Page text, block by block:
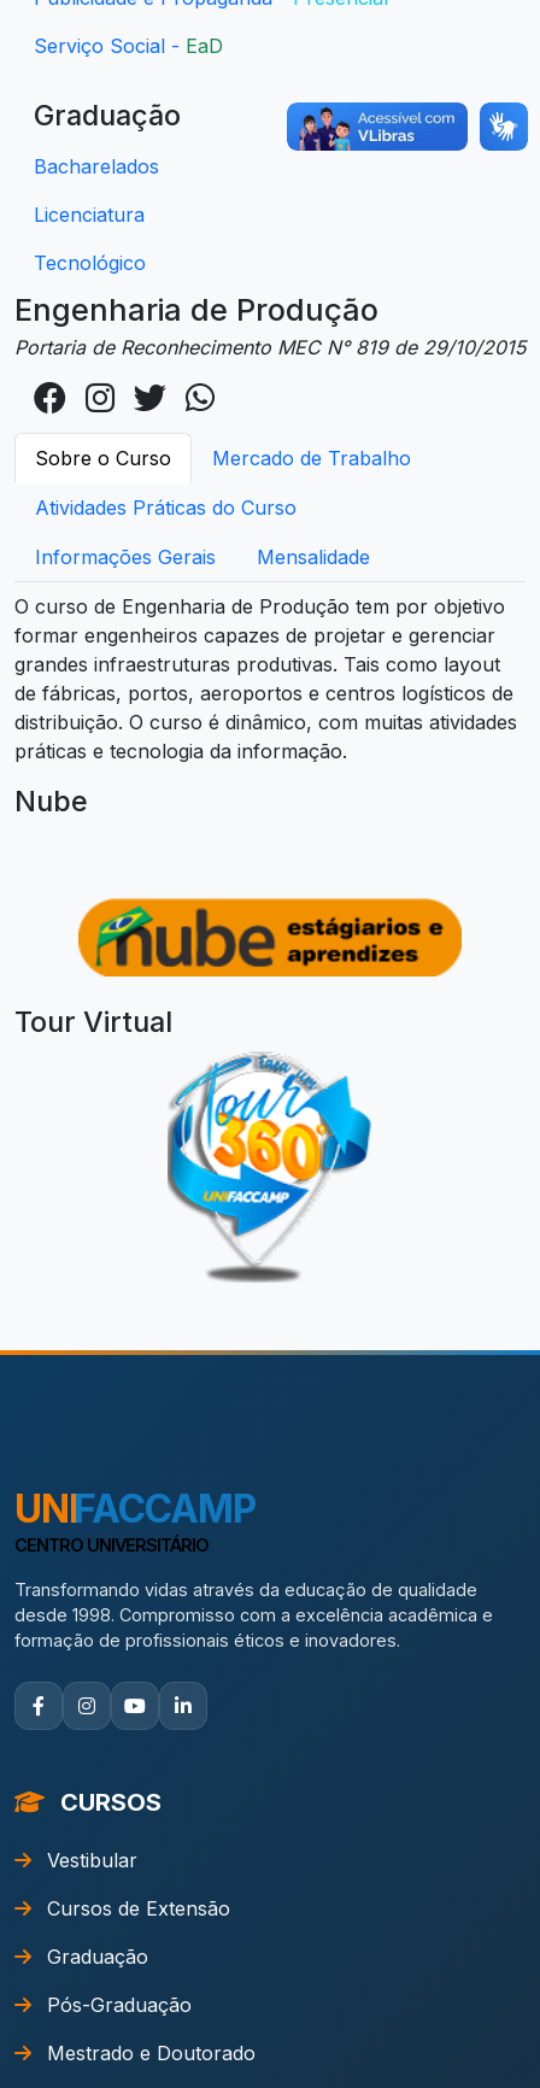
Serviço Social - EaD
Graduação
Bacharelados
Licenciatura
Tecnológico
Engenharia de Produção
Portaria de Reconhecimento MEC N° 819 de 29/10/2015
Sobre o Curso Mercado de Trabalho
Atividades Práticas do Curso
Informações Gerais Mensalidade
O curso de Engenharia de Produção tem por objetivo
formar engenheiros capazes de projetar e gerenciar
grandes infraestruturas produtivas. Tais como layout
de fábricas, portos, aeroportos e centros logísticos de
distribuição. O curso é dinâmico, com muitas atividades
práticas e tecnologia da informação.
Nube
Tour Virtual
UNIFACCAMP
CENTRO UNIVERSITÁRIO
Transformando vidas através da educação de qualidade
desde 1998. Compromisso com a excelência acadêmica e
formação de profissionais éticos e inovadores.
CURSOS
Vestibular
Cursos de Extensão
Graduação
Pós-Graduação
Mestrado e Doutorado